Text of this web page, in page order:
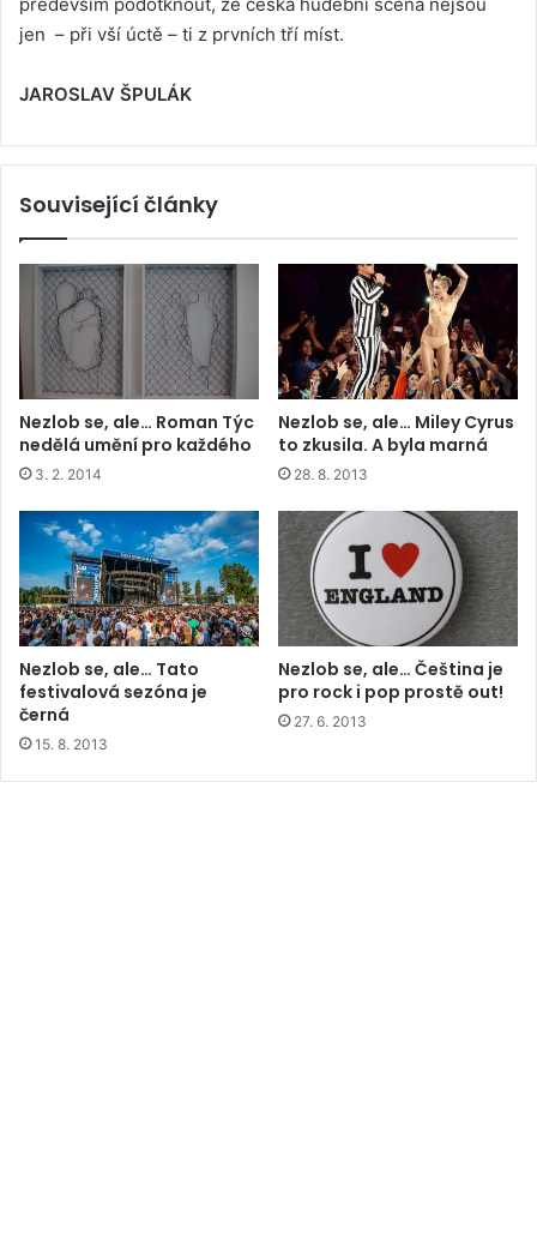
především podotknout, že česká hudební scéna nejsou
jen – při vší úctě – ti z prvních tří míst.
JAROSLAV ŠPULÁK
Související články
Nezlob se, ale… Roman Týc
nedělá umění pro každého
3. 2. 2014
Nezlob se, ale… Miley Cyrus
to zkusila. A byla marná
28. 8. 2013
Nezlob se, ale… Tato
festivalová sezóna je
černá
15. 8. 2013
Nezlob se, ale… Čeština je
pro rock i pop prostě out!
27. 6. 2013